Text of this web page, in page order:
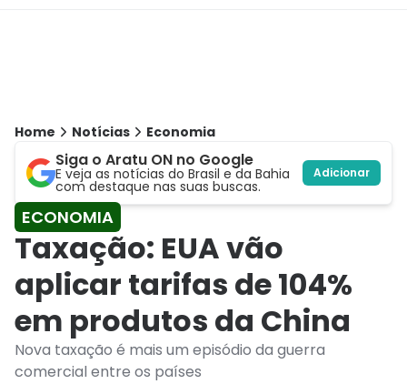
Home Notícias Economia
Siga o Aratu ON no Google
E veja as notícias do Brasil e da Bahia
com destaque nas suas buscas.
Adicionar
ECONOMIA
Taxação: EUA vão
aplicar tarifas de 104%
em produtos da China
Nova taxação é mais um episódio da guerra
comercial entre os países